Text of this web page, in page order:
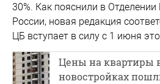
30%. Как пояснили в
России, новая редакция
ЦБ вступает в силу с 1 июня
Цены на квартиры
новостройках